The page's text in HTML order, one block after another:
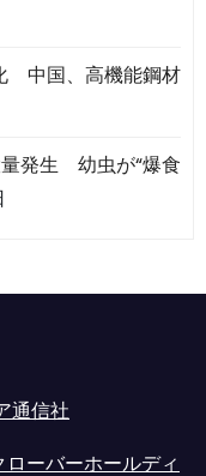
中国、高機能鋼材
発生 幼虫が“爆食
通信社
ーバーホールディ